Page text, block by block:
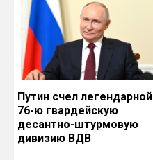
Путин счел легендарной
76-ю гвардейскую
десантно-штурмовую
дивизию ВДВ